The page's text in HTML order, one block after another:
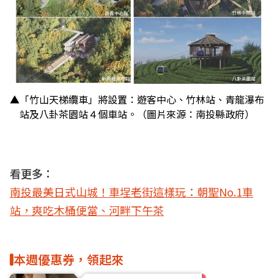
▲「竹山天梯纜車」將設置：遊客中心、竹林站、青龍瀑布
站及八卦茶園站４個車站。（圖片來源：南投縣政府）
看更多：
南投最美日式山城！車埕老街這樣玩：朝聖No.1車
站，爽吃木桶便當、河畔下午茶
本週優惠券，領起來